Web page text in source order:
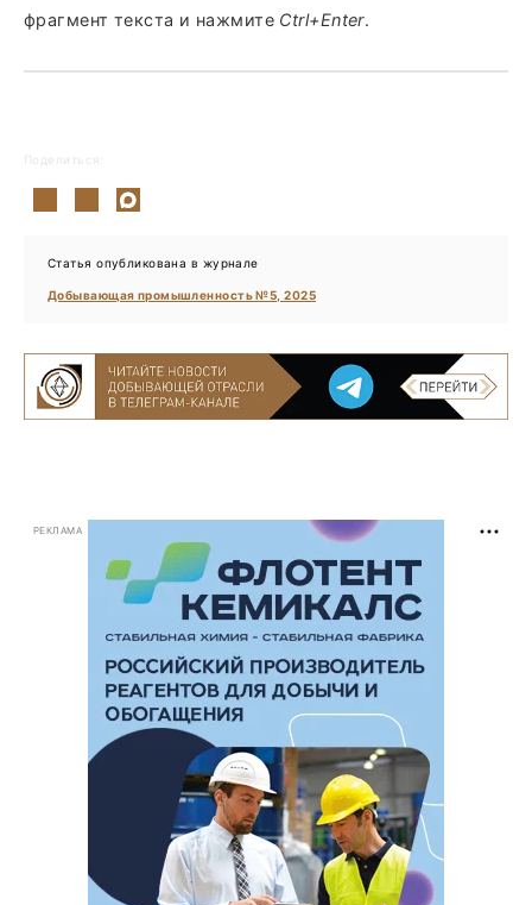
фрагмент текста и нажмите Ctrl+Enter.
Поделиться:
Статья опубликована в журнале
Добывающая промышленность №5, 2025
РЕКЛАМА